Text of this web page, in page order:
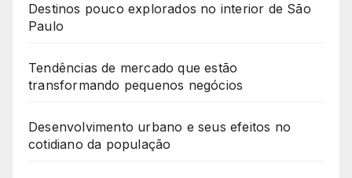
Destinos pouco explorados no interior de São
Paulo
Tendências de mercado que estão
transformando pequenos negócios
Desenvolvimento urbano e seus efeitos no
cotidiano da população